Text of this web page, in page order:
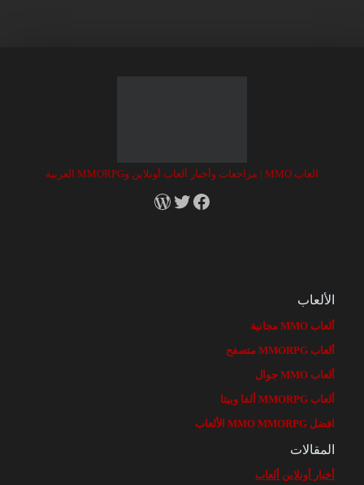
العاب MMO | مراجعات وأخبار ألعاب أونلاين وMMORPG العربية
Facebook
X
RSS
الألعاب
ألعاب MMO مجانية
ألعاب MMORPG متصفح
ألعاب MMO جوال
ألعاب MMORPG ألفا وبيتا
افضل MMO MMORPG الألعاب
المقالات
أخبار أونلاين ألعاب